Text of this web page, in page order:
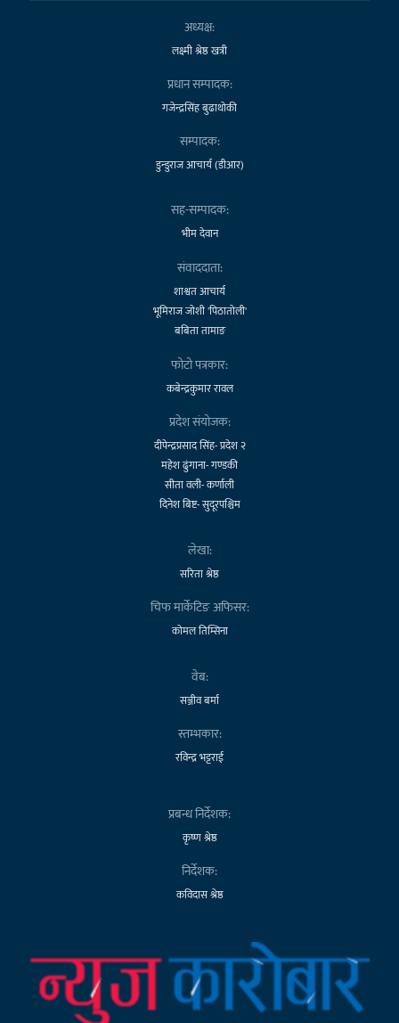
अध्यक्ष:
लक्ष्मी श्रेष्ठ खत्री
प्रधान सम्पादक:
गजेन्द्रसिंह बुढाथोकी
सम्पादक:
डुन्डुराज आचार्य (डीआर)
सह-सम्पादक:
भीम देवान
संवाददाता:
शाश्वत आचार्य
भूमिराज जोशी 'पिठातोली'
बबिता तामाङ
फोटो पत्रकार:
कबेन्द्रकुमार रावल
प्रदेश संयोजक:
दीपेन्द्रप्रसाद सिंह- प्रदेश २
महेश ढुंगाना- गण्डकी
सीता वली- कर्णाली
दिनेश बिष्ट- सुदूरपश्चिम
लेखा:
सरिता श्रेष्ठ
चिफ मार्केटिङ अफिसर:
कोमल तिम्सिना
वेब:
सञ्जीव बर्मा
स्तम्भकार:
रविन्द्र भट्टराई
प्रबन्ध निर्देशक:
कृष्ण श्रेष्ठ
निर्देशक:
कविदास श्रेष्ठ